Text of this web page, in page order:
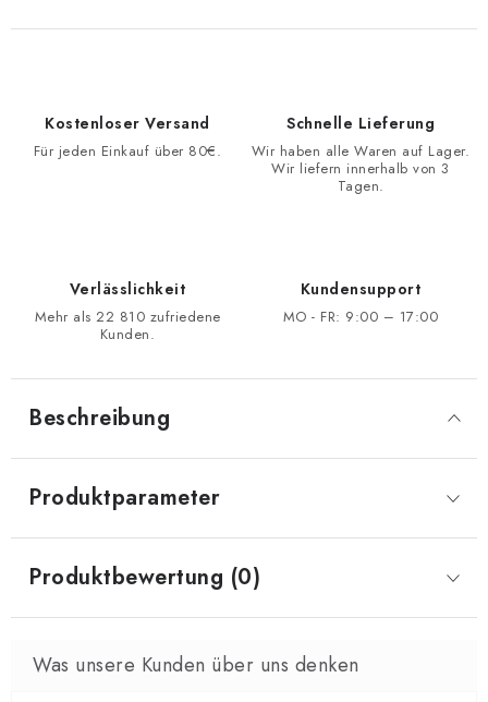
Kostenloser Versand
Für jeden Einkauf über 80€.
Schnelle Lieferung
Wir haben alle Waren auf Lager.
Wir liefern innerhalb von 3
Tagen.
Verlässlichkeit
Mehr als 22 810 zufriedene
Kunden.
Kundensupport
MO - FR: 9:00 – 17:00
Beschreibung
Produktparameter
Produktbewertung (0)